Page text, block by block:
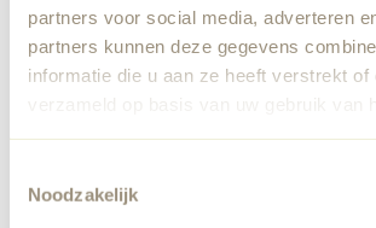
partners voor social media, adverteren
partners kunnen deze gegevens
informatie die u aan ze heeft verstrekt of
verzameld op basis van uw gebruik van
Noodzakelijk